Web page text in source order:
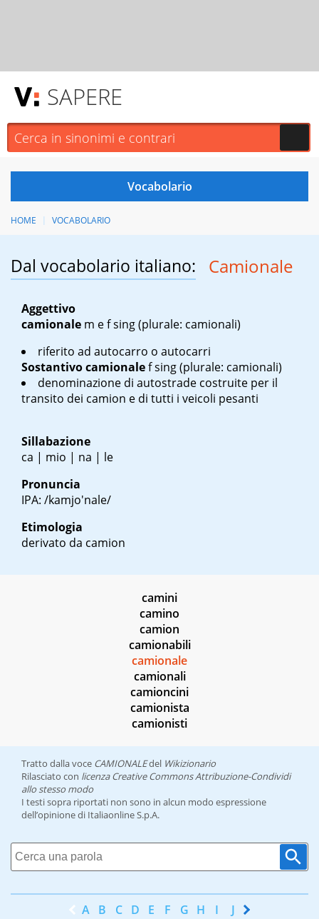
SAPERE
HOME VOCABOLARIO
Dal vocabolario italiano: Camionale
Aggettivo
camionale m ef sing(plurale: camionali)
riferito ad autocarro o autocarri
Sostantivocamionalef sing(plurale: camionali)
denominazione di autostrade costruite per il
transito dei camion e di tutti i veicoli pesanti
Sillabazione
ca | mio | na | le
Pronuncia
IPA: /kamjo'nale/
Etimologia
derivato da camion
camini
camino
camion
camionabili
camionale
camionali
camioncini
camionista
camionisti
Tratto dalla voce CAMIONALEdel Wikizionario
Rilasciato con licenza Creative Commons Attribuzione-Condividi
allo stesso modo
I testi sopra riportati non sono in alcun modo espressione
dell’opinione di Italiaonline S.p.A.
A B C D E F G H I J K